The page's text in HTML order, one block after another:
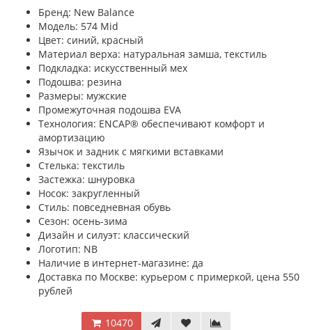
Бренд: New Balance
Модель: 574 Mid
Цвет: синий, красный
Материал верха: натуральная замша, текстиль
Подкладка: искусственный мех
Подошва: резина
Размеры: мужские
Промежуточная подошва EVA
Технология: ENCAP® обеспечивают комфорт и
амортизацию
Язычок и задник с мягкими вставками
Стелька: текстиль
Застежка: шнуровка
Носок: закругленный
Стиль: повседневная обувь
Сезон: осень-зима
Дизайн и силуэт: классический
Логотип: NB
Наличие в интернет-магазине: да
Доставка по Москве: курьером с примеркой, цена 550
рублей
10470